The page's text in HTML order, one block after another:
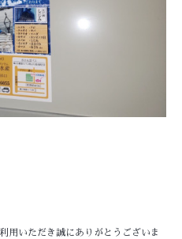
用いただき誠にありがとうございま